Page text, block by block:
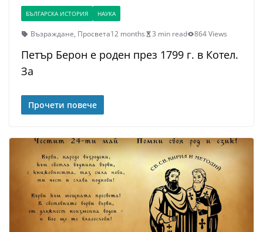
БЪЛГАРСКА ИСТОРИЯ НАУКА
Възраждане, Просвета12 months 3 min read 864 Views
Петър Берон е роден през 1799 г. в Котел.
За
Прочети повече